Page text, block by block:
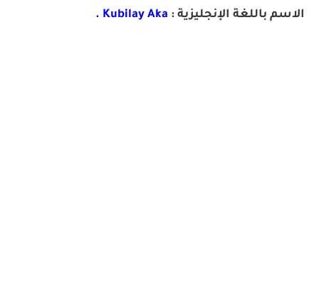
الاسم باللغة الإنجليزية : Kubilay Aka .